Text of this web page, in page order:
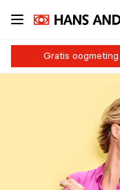
Ga
naar
inhoud
Gratis oogmeting